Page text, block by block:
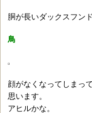
胴が長いダックスフン
鳥
顔がなくなってしまっ
思います。
アヒルかな。